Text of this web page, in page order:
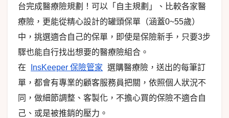
台完成醫療險規劃！可以「自主規劃」、比較各家醫
療險，更能從精心設計的罐頭保單（涵蓋0~55歲）
中，挑選適合自己的保單，即使是保險新手，只要3步
驟也能自行找出想要的醫療險組合。
在
InsKeeper 保險管家 選購醫療險，送出的每筆訂
單，都會有專業的顧客服務員把關，依照個人狀況不
同，做細節調整、客製化，不擔心買的保險不適合自
己、或是被推銷的壓力。